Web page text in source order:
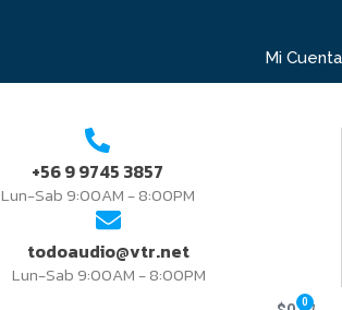
Mi Cuenta
+56 9 9745 3857
Lun-Sab 9:00AM - 8:00PM
todoaudio@vtr.net
Lun-Sab 9:00AM - 8:00PM
0